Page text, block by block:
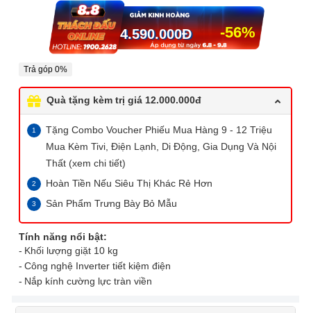
-56%
4.590.000Đ
Trả góp 0%
Quà tặng kèm trị giá 12.000.000đ
Tặng Combo Voucher Phiếu Mua Hàng 9 - 12 Triệu
Mua Kèm Tivi, Điện Lạnh, Di Động, Gia Dụng Và Nội
Thất (xem chi tiết)
Hoàn Tiền Nếu Siêu Thị Khác Rẻ Hơn
Sản Phẩm Trưng Bày Bỏ Mẫu
Tính năng nổi bật:
Khối lượng giặt 10 kg
Công nghệ Inverter tiết kiệm điện
Nắp kính cường lực tràn viền